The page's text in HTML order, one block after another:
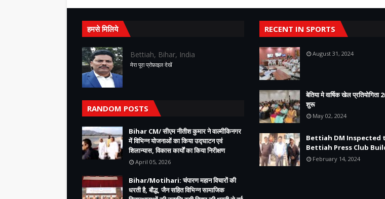
हमसे मिलिये
Bettiah, Bihar, India
मेरा पूरा प्रोफ़ाइल देखें
RANDOM POSTS
Bihar CM/ सीएम नीतीश कुमार ने वाल्मीकिनगर
में विभिन्न योजनाओं का किया उद्घाटन एवं
शिलान्यास, विकास कार्यों का किया निरीक्षण
April 05, 2026
Bihar/Motihari: चंपारण महान विचारों की
धरती है, बौद्ध, जैन सहित विभिन्न सामाजिक
RECENT IN SPORTS
August 31, 2024
बेतिया मे वार्षिक खेल प्रतियोगिता
शुरू
May 02, 2024
Bettiah DM Inspected
Bettiah Press Club
February 14, 2024